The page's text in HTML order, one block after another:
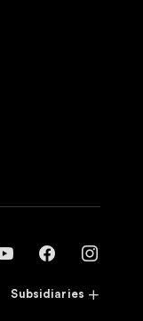
Subsidiaries